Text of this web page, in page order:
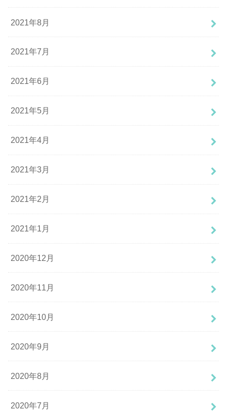
2021年8月
2021年7月
2021年6月
2021年5月
2021年4月
2021年3月
2021年2月
2021年1月
2020年12月
2020年11月
2020年10月
2020年9月
2020年8月
2020年7月